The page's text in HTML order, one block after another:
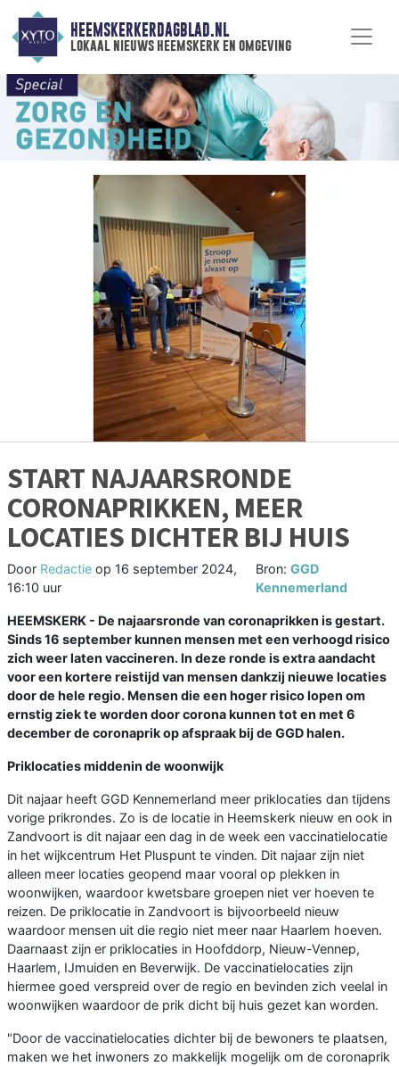
HEEMSKERKERDAGBLAD.NL
lokaal nieuws heemskerk en omgeving
START NAJAARSRONDE
CORONAPRIKKEN, MEER
LOCATIES DICHTER BIJ HUIS
Door Redactie op 16 september 2024,
16:10 uur
Bron:GGD
Kennemerland
HEEMSKERK - De najaarsronde van coronaprikken is gestart.
Sinds 16 september kunnen mensen met een verhoogd risico
zich weer laten vaccineren. In deze ronde is extra aandacht
voor een kortere reistijd van mensen dankzij nieuwe locaties
door de hele regio. Mensen die een hoger risico lopen om
ernstig ziek te worden door corona kunnen tot en met 6
december de coronaprik op afspraak bij de GGD halen.
Priklocaties middenin de woonwijk
Dit najaar heeft GGD Kennemerland meer priklocaties dan tijdens
vorige prikrondes. Zo is de locatie in Heemskerk nieuw en ook in
Zandvoort is dit najaar een dag in de week een vaccinatielocatie
in het wijkcentrum Het Pluspunt te vinden. Dit najaar zijn niet
alleen meer locaties geopend maar vooral op plekken in
woonwijken, waardoor kwetsbare groepen niet ver hoeven te
reizen. De priklocatie in Zandvoort is bijvoorbeeld nieuw
waardoor mensen uit die regio niet meer naar Haarlem hoeven.
Daarnaast zijn er priklocaties in Hoofddorp, Nieuw-Vennep,
Haarlem, IJmuiden en Beverwijk. De vaccinatielocaties zijn
hiermee goed verspreid over de regio en bevinden zich veelal in
woonwijken waardoor de prik dicht bij huis gezet kan worden.
"Door de vaccinatielocaties dichter bij de bewoners te plaatsen,
maken we het inwoners zo makkelijk mogelijk om de coronaprik